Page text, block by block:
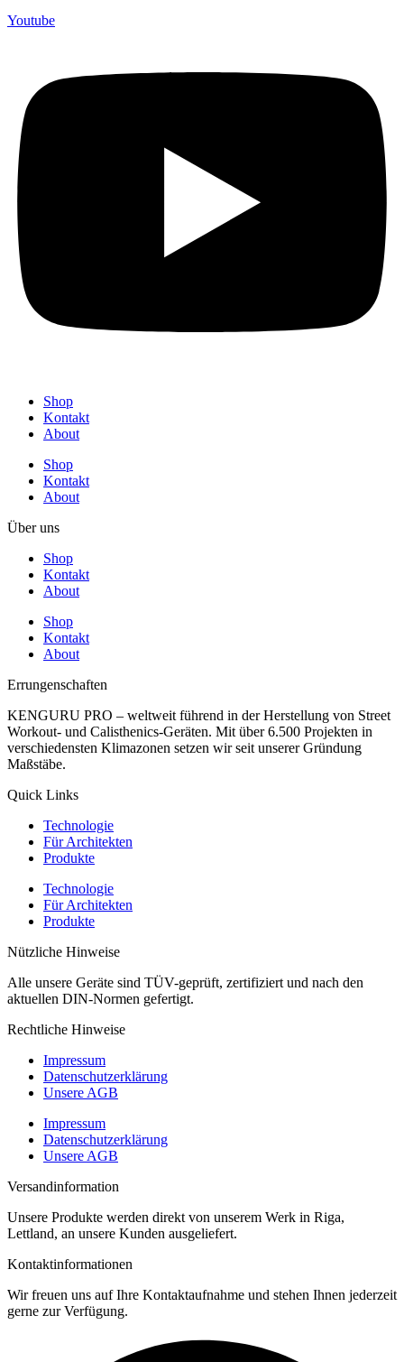
Youtube
Shop
Kontakt
About
Shop
Kontakt
About
Über uns
Shop
Kontakt
About
Shop
Kontakt
About
Errungenschaften
KENGURU PRO – weltweit führend in der Herstellung von Street
Workout- und Calisthenics-Geräten. Mit über 6.500 Projekten in
verschiedensten Klimazonen setzen wir seit unserer Gründung
Maßstäbe.
Quick Links
Technologie
Für Architekten
Produkte
Technologie
Für Architekten
Produkte
Nützliche Hinweise
Alle unsere Geräte sind TÜV-geprüft, zertifiziert und nach den
aktuellen DIN-Normen gefertigt.
Rechtliche Hinweise
Impressum
Datenschutz­erklärung
Unsere AGB
Impressum
Datenschutz­erklärung
Unsere AGB
Versandinformation
Unsere Produkte werden direkt von unserem Werk in Riga,
Lettland, an unsere Kunden ausgeliefert.
Kontaktinformationen
Wir freuen uns auf Ihre Kontaktaufnahme und stehen Ihnen jederzeit
gerne zur Verfügung.